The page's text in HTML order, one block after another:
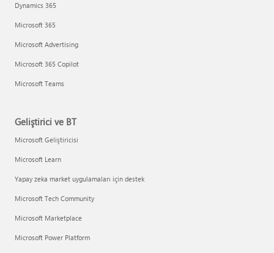
Dynamics 365
Microsoft 365
Microsoft Advertising
Microsoft 365 Copilot
Microsoft Teams
Geliştirici ve BT
Microsoft Geliştiricisi
Microsoft Learn
Yapay zeka market uygulamaları için destek
Microsoft Tech Community
Microsoft Marketplace
Microsoft Power Platform